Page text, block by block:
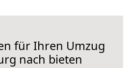
für Ihren Umzug
nach bieten